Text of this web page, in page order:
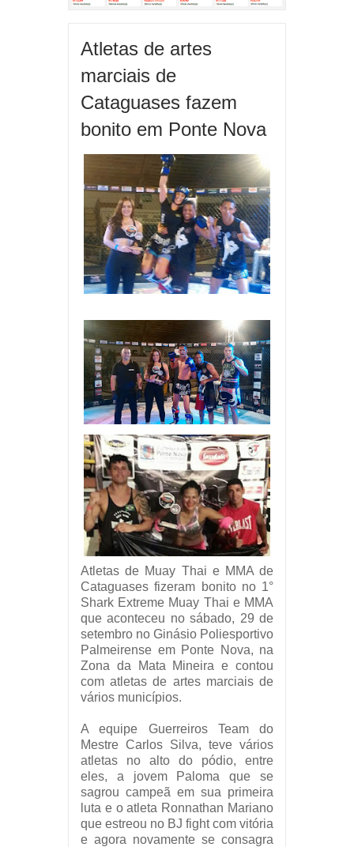
Atletas de artes
marciais de
Cataguases fazem
bonito em Ponte Nova
Atletas de Muay Thai e MMA de
Cataguases fizeram bonito no 1°
Shark Extreme Muay Thai e MMA
que aconteceu no sábado, 29 de
setembro no Ginásio Poliesportivo
Palmeirense em Ponte Nova, na
Zona da Mata Mineira e contou
com atletas de artes marciais de
vários municípios.
A equipe Guerreiros Team do
Mestre Carlos Silva, teve vários
atletas no alto do pódio, entre
eles, a jovem Paloma que se
sagrou campeã em sua primeira
luta e o atleta Ronnathan Mariano
que estreou no BJ fight com vitória
e agora novamente se consagra